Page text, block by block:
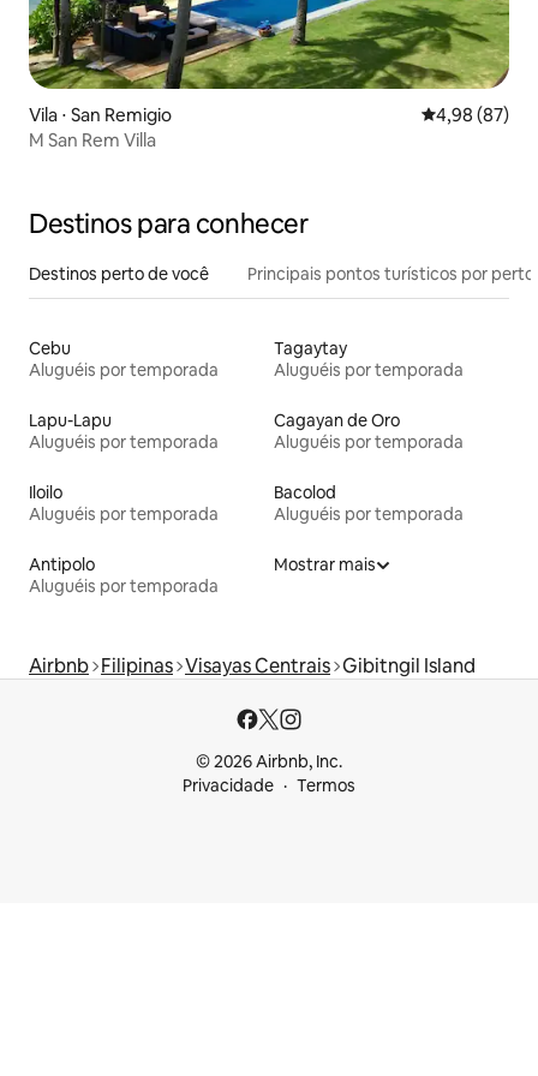
Vila ⋅ San Remigio 4,98 de uma
4,98 (87)
M San Rem Villa
Destinos para conhecer
Destinos perto de você Principais pontos turísticos por perto
Cebu
Aluguéis por temporada
Tagaytay
Aluguéis por temporada
Lapu-Lapu
Aluguéis por temporada
Cagayan de Oro
Aluguéis por temporada
Iloilo
Aluguéis por temporada
Bacolod
Aluguéis por temporada
Antipolo
Aluguéis por temporada
Mostrar mais
Airbnb Filipinas Visayas Centrais Gibitngil Island
© 2026 Airbnb, Inc.
Privacidade
Termos